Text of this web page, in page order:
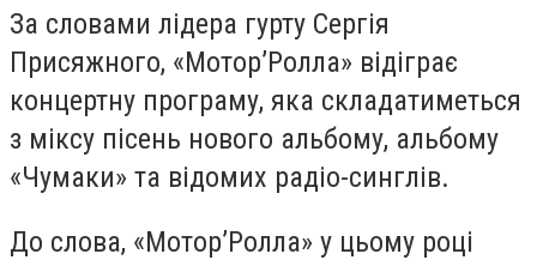
За словами лідера гурту Сергія
Присяжного, «Мотор’Ролла» відіграє
концертну програму, яка складатиметься
з міксу пісень нового альбому, альбому
«Чумаки» та відомих радіо-синглів.
До слова, «Мотор’Ролла» у цьому році